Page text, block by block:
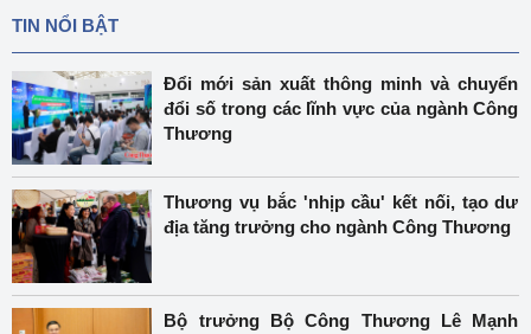
TIN NỔI BẬT
Đổi mới sản xuất thông minh và chuyển
đổi số trong các lĩnh vực của ngành Công
Thương
Thương vụ bắc 'nhịp cầu' kết nối, tạo dư
địa tăng trưởng cho ngành Công Thương
Bộ trưởng Bộ Công Thương Lê Mạnh